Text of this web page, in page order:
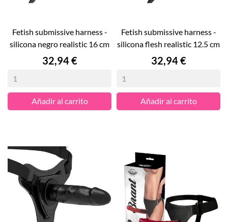
fetish submissive harness -
silicona negro realistic 16 cm
Precio
32,94 €
Añadir al carrito
fetish submissive harness -
silicona flesh realistic 12.5 cm
Precio
32,94 €
Añadir al carrito